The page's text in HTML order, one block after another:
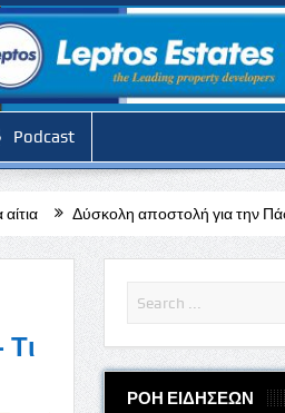
Podcast
για την Πάφο στην Αυστρία
ΡΟΗ ΕΙΔΗΣΕΩΝ